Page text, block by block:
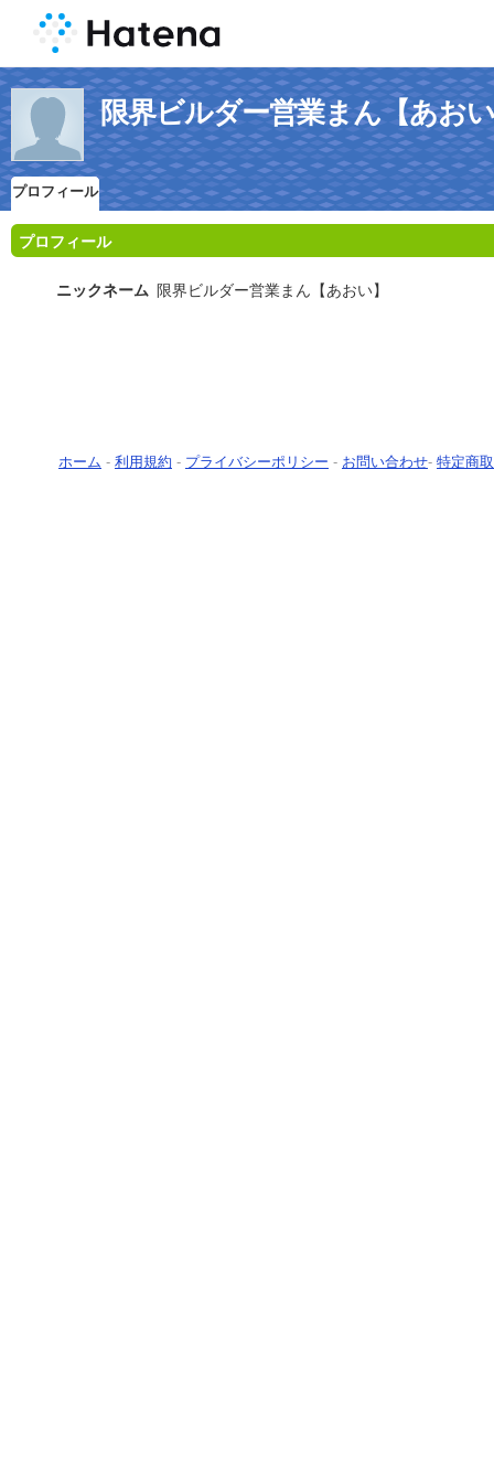
限界ビルダー営業まん【あお
プロフィール
プロフィール
ニックネーム 限界ビルダー営業まん【あおい】
ホーム - 利用規約 - プライバシーポリシー - お問い合わせ- 特定商